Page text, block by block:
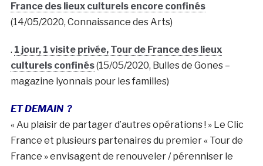
France des lieux culturels encore confinés
(14/05/2020, Connaissance des Arts)
. 1 jour, 1 visite privée, Tour de France des lieux
culturels confinés(15/05/2020, Bulles de Gones –
magazine lyonnais pour les familles)
ET DEMAIN ?
« Au plaisir de partager d’autres opérations ! » Le Clic
France et plusieurs partenaires du premier « Tour de
France » envisagent de renouveler / pérenniser le